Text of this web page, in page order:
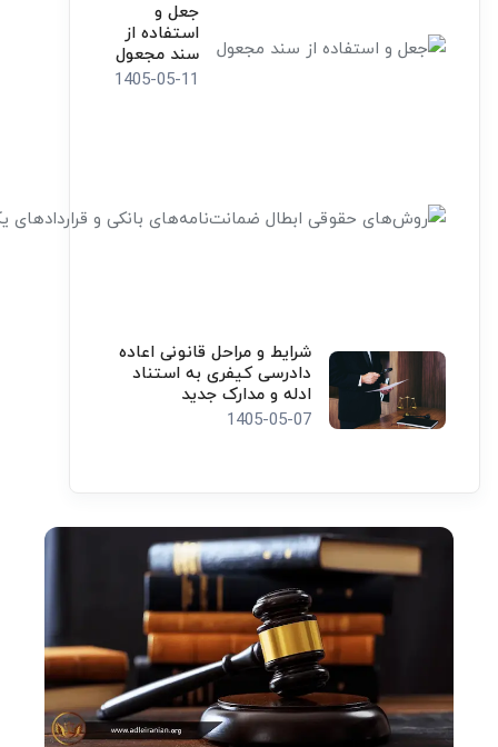
جعل و
استفاده از
سند مجعول
1405-05-11
شرایط و مراحل قانونی اعاده
دادرسی کیفری به استناد
ادله و مدارک جدید
1405-05-07